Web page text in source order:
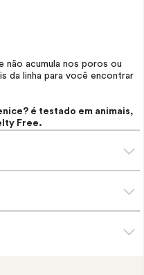
não acumula nos poros ou
da linha para você encontrar
é testado em animais,
Free.